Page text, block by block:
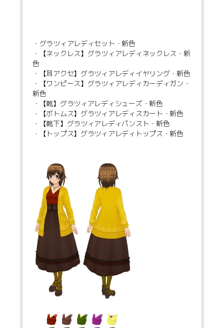
・グラツィアレディセット・新色
・【ネックレス】グラツィアレディネックレス・新
色
・【耳アクセ】グラツィアレディイヤリング・新色
・【ワンピース】グラツィアレディカーディガン・
新色
・【靴】グラツィアレディシューズ・新色
・【ボトムス】グラツィアレディスカート・新色
・【靴下】グラツィアレディパンスト・新色
・【トップス】グラツィアレディトップス・新色